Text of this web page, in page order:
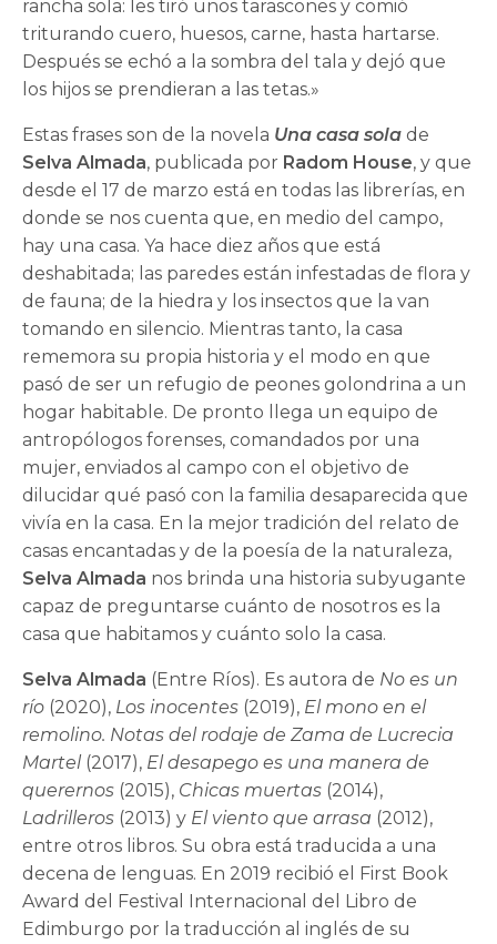
rancha sola: les tiró unos tarascones y comió
triturando cuero, huesos, carne, hasta hartarse.
Después se echó a la sombra del tala y dejó que
los hijos se prendieran a las tetas.»
Estas frases son de la novela Una casa sola de
Selva Almada, publicada por Radom House, y que
desde el 17 de marzo está en todas las librerías, en
donde se nos cuenta que, en medio del campo,
hay una casa. Ya hace diez años que está
deshabitada; las paredes están infestadas de flora y
de fauna; de la hiedra y los insectos que la van
tomando en silencio. Mientras tanto, la casa
rememora su propia historia y el modo en que
pasó de ser un refugio de peones golondrina a un
hogar habitable. De pronto llega un equipo de
antropólogos forenses, comandados por una
mujer, enviados al campo con el objetivo de
dilucidar qué pasó con la familia desaparecida que
vivía en la casa. En la mejor tradición del relato de
casas encantadas y de la poesía de la naturaleza,
Selva Almada nos brinda una historia subyugante
capaz de preguntarse cuánto de nosotros es la
casa que habitamos y cuánto solo la casa.
Selva Almada (Entre Ríos). Es autora de No es un
río (2020), Los inocentes (2019), El mono en el
remolino. Notas del rodaje de Zama de Lucrecia
Martel(2017), El desapego es una manera de
querernos (2015), Chicas muertas (2014),
Ladrilleros (2013) y El viento que arrasa (2012),
entre otros libros. Su obra está traducida a una
decena de lenguas. En 2019 recibió el First Book
Award del Festival Internacional del Libro de
Edimburgo por la traducción al inglés de su